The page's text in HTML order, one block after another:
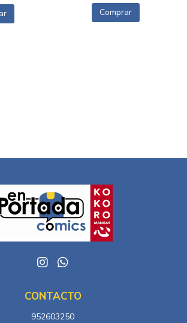
Comprar
CONTACTO
952603250